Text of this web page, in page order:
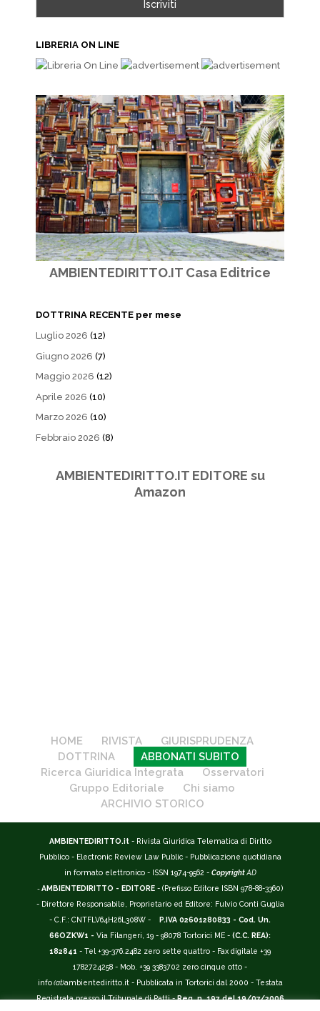
LIBRERIA ON LINE
AMBIENTEDIRITTO.IT Casa Editrice
DOTTRINA RECENTE per mese
Luglio 2026 (12)
Giugno 2026 (7)
Maggio 2026 (12)
Aprile 2026 (10)
Marzo 2026 (10)
Febbraio 2026 (8)
AMBIENTEDIRITTO.IT EDITORE su
Amazon
HOME RIVISTA
GIURISPRUDENZA
DOTTRINA
ABBONATI SUBITO
Ricerca Giuridica Integrata
Osservatori
Gruppo Editoriale
Chi siamo
ARCHIVIO STORICO
AMBIENTEDIRITTO.it - Rivista Giuridica Telematica di Diritto
Pubblico - Electronic Review Law Public - Pubblicazione quotidiana
in formato elettronico - ISSN 1974-9562 - Copyright AD
-AMBIENTEDIRITTO - EDITORE - (Prefisso Editore ISBN 978-88-3360)
- Direttore Responsabile, Proprietario ed Editore: Fulvio Conti Guglia
- C.F.: CNTFLV64H26L308W -
P.IVA 02601280833 - Cod. Un.
66OZKW1 - Via Filangeri, 19 - 98078 Tortorici ME - (C.C. REA):
182841 - Tel +39-376.2482 zero sette quattro - Fax digitale +39
1782724258 - Mob. +39 3383702 zero cinque otto -
info(at)ambientediritto.it - Pubblicata in Tortorici dal 2000 - Testata
Registrata presso il Tribunale di Patti -Reg. n. 197 del 19/07/2006